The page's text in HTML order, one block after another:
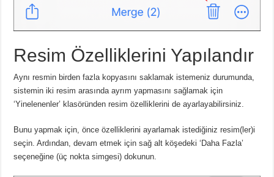
Resim Özelliklerini Yapılandır
Aynı resmin birden fazla kopyasını saklamak istemeniz durumunda,
sistemin iki resim arasında ayrım yapmasını sağlamak için
‘Yinelenenler’ klasöründen resim özelliklerini de ayarlayabilirsiniz.
Bunu yapmak için, önce özelliklerini ayarlamak istediğiniz resim(ler)i
seçin.Ardından, devam etmek için sağ alt köşedeki ‘Daha Fazla’
seçeneğine (üç nokta simgesi) dokunun.